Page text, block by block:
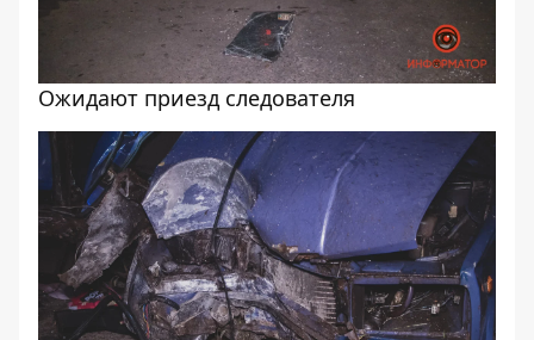
Ожидают приезд следователя